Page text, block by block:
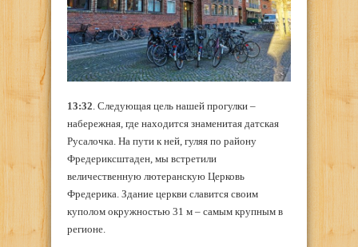
13:32 . Следующая цель нашей прогулки –
набережная, где находится знаменитая датская
Русалочка. На пути к ней, гуляя по району
Фредериксштаден, мы встретили
величественную лютеранскую Церковь
Фредерика. Здание церкви славится своим
куполом окружностью 31 м – самым крупным в
регионе.